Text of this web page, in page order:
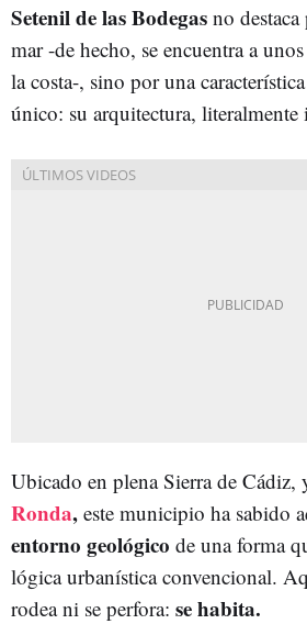
Setenil de las Bodegas no
mar -de hecho, se encuentra a
la costa-, sino por una
único: su arquitectura, literalmente
Ubicado en plena Sierra de
Ronda, este municipio ha sabido
entorno geológico de una forma
lógica urbanística convencional.
rodea ni se perfora: se habita.